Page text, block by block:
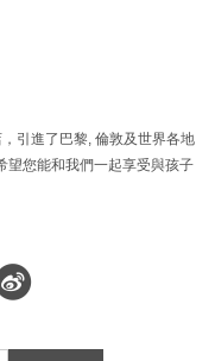
引進了巴黎, 倫敦及世界各地
望您能和我們一起享受與孩子